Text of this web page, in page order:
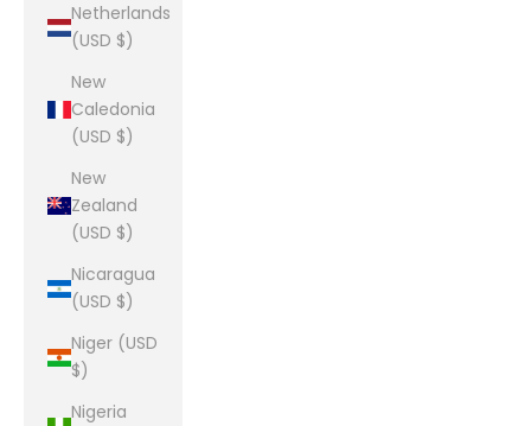
Netherlands
(USD $)
New
Caledonia
(USD $)
New
Zealand
(USD $)
Nicaragua
(USD $)
Niger (USD
$)
Nigeria